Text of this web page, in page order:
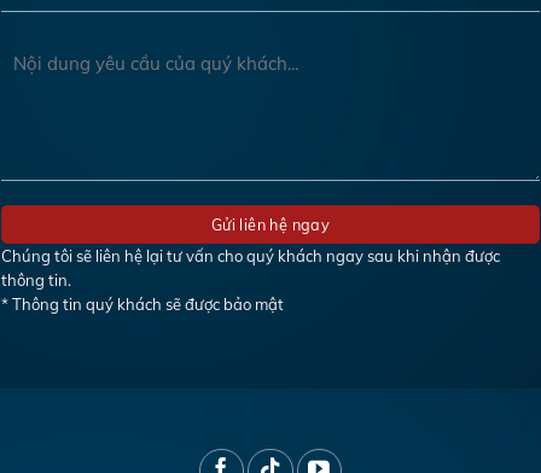
Chúng tôi sẽ liên hệ lại tư vấn cho quý khách ngay sau khi nhận được
thông tin.
* Thông tin quý khách sẽ được bảo mật